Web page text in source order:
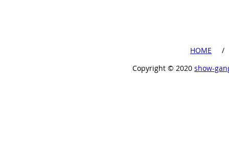
​HOME
​ /
Copyright ©︎ 2020 show-